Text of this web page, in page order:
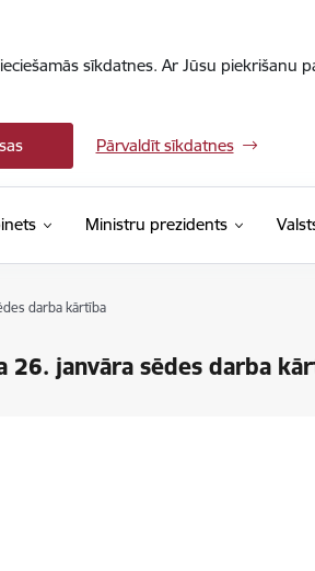
sīkdatnes. Ar Jūsu
Pārvaldīt sīkdatnes
Ministru prezidents
darba kārtība
26. janvāra sēdes darba